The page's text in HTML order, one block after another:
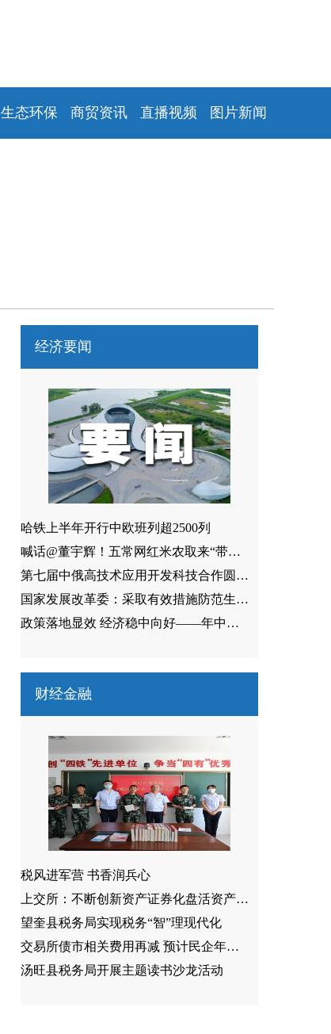
生态环保 商贸资讯 直播视频 图片新闻
经济要闻
哈铁上半年开行中欧班列超2500列
喊话@董宇辉！五常网红米农取来“带货经”
第七届中俄高技术应用开发科技合作圆桌会议在哈启幕
国家发展改革委：采取有效措施防范生猪价格过快上涨
政策落地显效 经济稳中向好——年中地方经济发展观察
财经金融
税风进军营 书香润兵心
上交所：不断创新资产证券化盘活资产方式
望奎县税务局实现税务“智”理现代化
交易所债市相关费用再减 预计民企年均获减免1.6亿元
汤旺县税务局开展主题读书沙龙活动